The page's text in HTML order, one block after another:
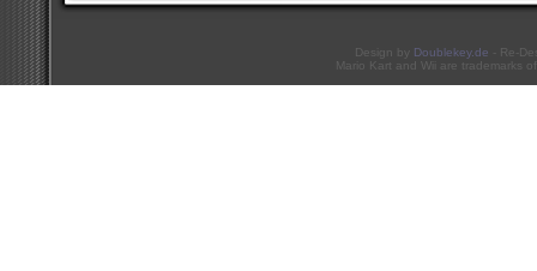
Design by Doublekey.de - Re-
Mario Kart and Wii are trademarks